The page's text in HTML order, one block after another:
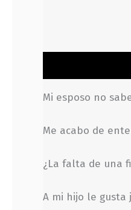
Mi esposo no
Me acabo de
¿La falta de una
A mi hijo le gusta